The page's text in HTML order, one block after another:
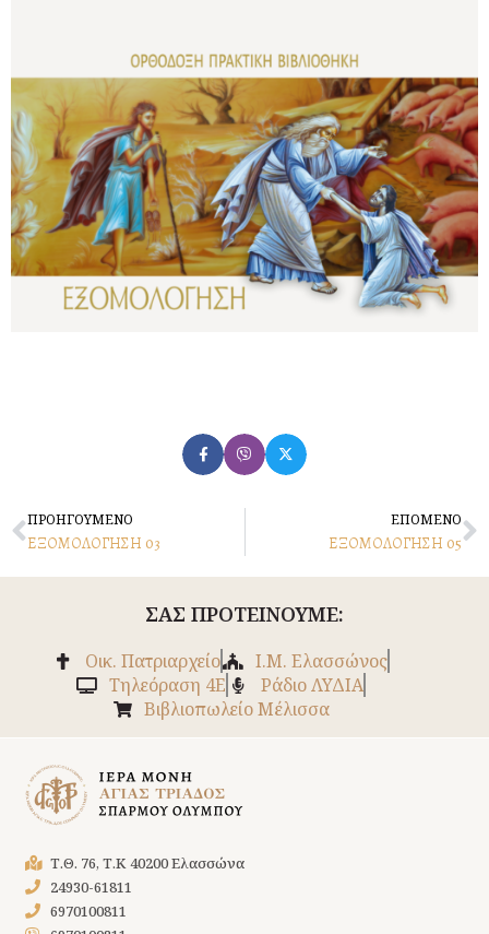
Prev
ΠΡΟΗΓΟΥΜΕΝΟ
ΕΞΟΜΟΛΟΓΗΣΗ 03
ΕΠΟΜΕΝΟ
ΕΞΟΜΟΛΟΓΗΣΗ 05
ΣΑΣ ΠΡΟΤΕΙΝΟΥΜΕ:
Οικ. Πατριαρχείο
Ι.Μ. Ελασσώνος
Tηλεόραση 4Ε
Ράδιο ΛΥΔΙΑ
Βιβλιοπωλείο Μέλισσα
Τ.Θ. 76, Τ.Κ 40200 Ελασσώνα
24930-61811
6970100811